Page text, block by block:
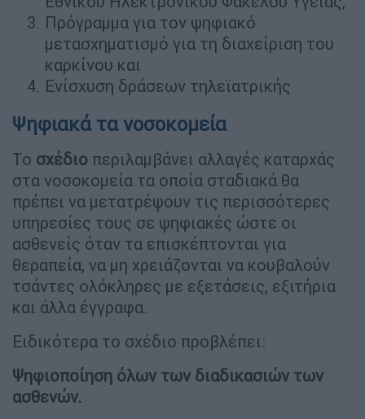
Πρόγραμμα για τον ψηφιακό
μετασχηματισμό για τη διαχείριση του
καρκίνου και
Ενίσχυση δράσεων τηλεϊατρικής
Ψηφιακά τα νοσοκομεία
Το σχέδιο περιλαμβάνει αλλαγές καταρχάς
στα νοσοκομεία τα οποία σταδιακά θα
πρέπει να μετατρέψουν τις περισσότερες
υπηρεσίες τους σε ψηφιακές ώστε οι
ασθενείς όταν τα επισκέπτονται για
θεραπεία, να μη χρειάζονται να κουβαλούν
τσάντες ολόκληρες με εξετάσεις, εξιτήρια
και άλλα έγγραφα.
Ειδικότερα το σχέδιο προβλέπει:
Ψηφιοποίηση όλων των διαδικασιών των
ασθενών.